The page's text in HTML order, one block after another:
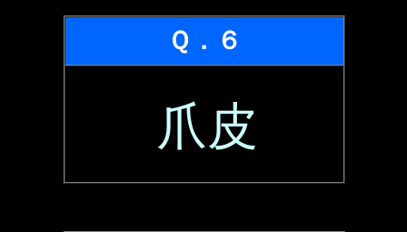
Ｑ．６
爪皮